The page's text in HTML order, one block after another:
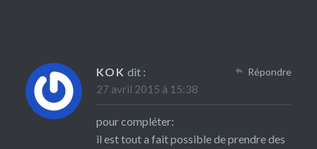
KOK dit :
27 avril 2015 à 15:38
pour compléter:
il est tout a fait possible de prendre des
Répondre